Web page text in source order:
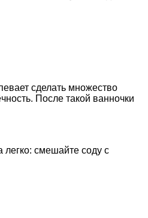
сделать множество
После такой ванночки
легко: смешайте соду с